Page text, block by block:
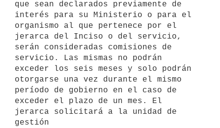
que sean declarados previamente de
interés para su Ministerio o para el
organismo al que pertenece por el
jerarca del Inciso o del servicio,
serán consideradas comisiones de
servicio. Las mismas no podrán
exceder los seis meses y solo podrán
otorgarse una vez durante el mismo
período de gobierno en el caso de
exceder el plazo de un mes. El
jerarca solicitará a la unidad de
gestión